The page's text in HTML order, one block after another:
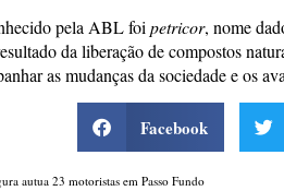
pela ABL foi petricor, nome
da liberação de compostos
as mudanças da sociedade e os
Facebook
autua 23 motoristas em Passo Fundo